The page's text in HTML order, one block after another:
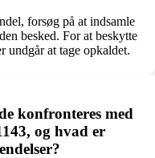
forsøg på at indsamle
besked. For at beskytte
undgår at tage opkaldet.
konfronteres med
og hvad er